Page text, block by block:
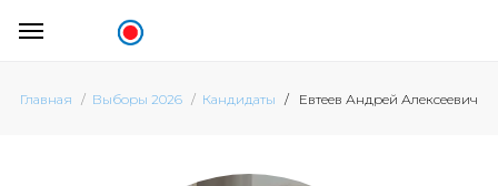
Главная Выборы 2026 Кандидаты Евтеев Андрей Алексеевич